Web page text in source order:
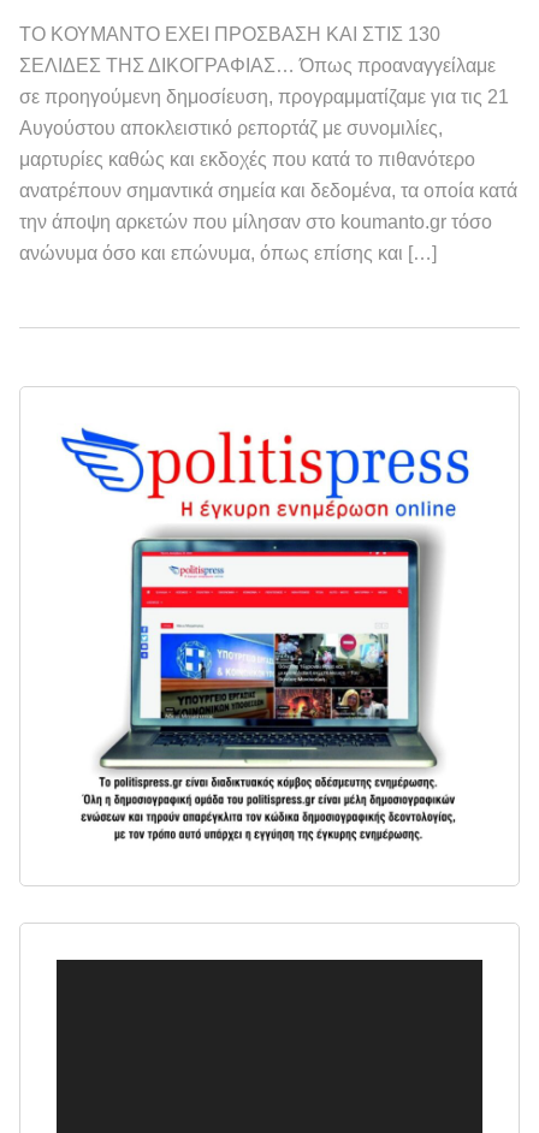
ΤΟ ΚΟΥΜΑΝΤΟ ΕΧΕΙ ΠΡΟΣΒΑΣΗ ΚΑΙ ΣΤΙΣ 130
ΣΕΛΙΔΕΣ ΤΗΣ ΔΙΚΟΓΡΑΦΙΑΣ… Όπως προαναγγείλαμε
σε προηγούμενη δημοσίευση, προγραμματίζαμε για τις 21
Αυγούστου αποκλειστικό ρεπορτάζ με συνομιλίες,
μαρτυρίες καθώς και εκδοχές που κατά το πιθανότερο
ανατρέπουν σημαντικά σημεία και δεδομένα, τα οποία κατά
την άποψη αρκετών που μίλησαν στο koumanto.gr τόσο
ανώνυμα όσο και επώνυμα, όπως επίσης και […]